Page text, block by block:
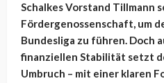
Schalkes Vorstand Tillmann
Fördergenossenschaft, um
Bundesliga zu führen. Doch
finanziellen Stabilität setzt
Umbruch – mit einer klaren